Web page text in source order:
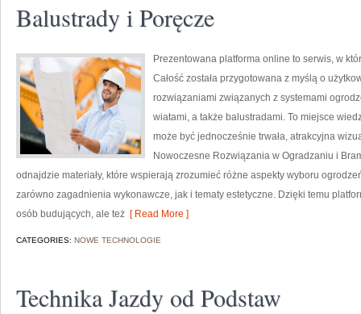
Balustrady i Poręcze
Prezentowana platforma online to serwis, w
Całość została przygotowana z myślą o
rozwiązaniami związanych z systemami
wiatami, a także balustradami. To miejsce
może być jednocześnie trwała, atrakcyjna
Nowoczesne Rozwiązania w Ogradzaniu i
odnajdzie materiały, które wspierają zrozumieć różne aspekty wyboru
zarówno zagadnienia wykonawcze, jak i tematy estetyczne. Dzięki temu
osób budujących, ale też [ Read More ]
CATEGORIES: NOWE TECHNOLOGIE
Technika Jazdy od Podstaw